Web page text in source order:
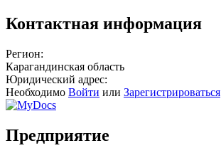
Контактная информация
Регион:
Карагандинская область
Юридический адрес:
Необходимо Войти или Зарегистрироваться
Предприятие